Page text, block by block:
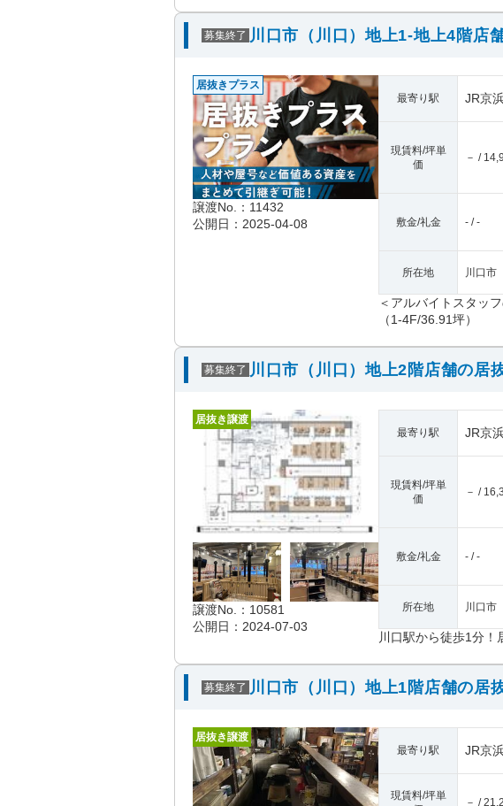
募集終了 川口市（川口）地上1-地上4階店
居抜きプラス
譲渡No.：11432
公開日：2025-04-08
最寄り駅 JR京
現賃料/坪単
価
－ /
敷金/礼金 - / -
所在地 川口市
＜アルバイトスタッ
（1-4F/36.91坪）
募集終了 川口市（川口）地上2階店舗の居
居抜き譲渡
譲渡No.：10581
公開日：2024-07-03
最寄り駅 JR京
現賃料/坪単
価
－ /
敷金/礼金 - / -
所在地 川口市
川口駅から徒歩1分！
募集終了 川口市（川口）地上1階店舗の居
居抜き譲渡
最寄り駅
JR京
現賃料/坪単
－ /